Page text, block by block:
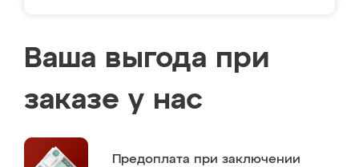
Ваша выгода при
заказе у нас
Предоплата при заключении